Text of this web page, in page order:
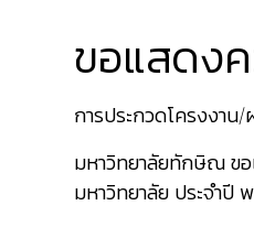
ขอแสดง
การประกวดโครงงา
มหาวิทยาลัยทักษิณ ขอ
มหาวิทยาลัย ประจำปี